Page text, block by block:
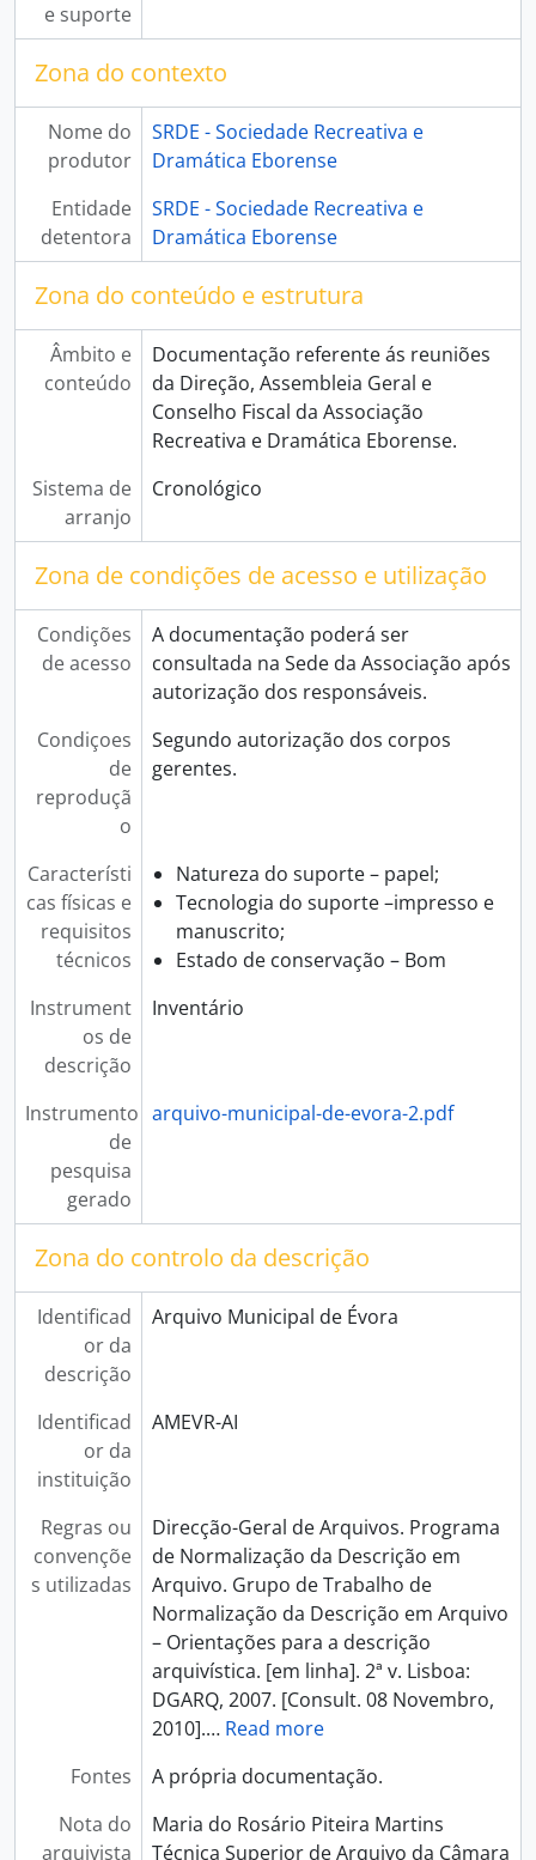
e suporte
Zona do contexto
Nome do
produtor
SRDE - Sociedade Recreativa e
Dramática Eborense
Entidade
detentora
SRDE - Sociedade Recreativa e
Dramática Eborense
Zona do conteúdo e estrutura
Âmbito e
conteúdo
Documentação referente ás reuniões
da Direção, Assembleia Geral e
Conselho Fiscal da Associação
Recreativa e Dramática Eborense.
Sistema de
arranjo
Cronológico
Zona de condições de acesso e utilização
Condições
de acesso
A documentação poderá ser
consultada na Sede da Associação após
autorização dos responsáveis.
Condiçoes
de
reproduçã
o
Segundo autorização dos corpos
gerentes.
Característi
cas físicas e
requisitos
técnicos
Natureza do suporte – papel;
Tecnologia do suporte –impresso e
manuscrito;
Estado de conservação – Bom
Instrument
os de
descrição
Inventário
Instrumento
de
pesquisa
gerado
arquivo-municipal-de-evora-2.pdf
Zona do controlo da descrição
Identificad
or da
descrição
Arquivo Municipal de Évora
Identificad
or da
instituição
AMEVR-AI
Regras ou
convençõe
s utilizadas
Direcção-Geral de Arquivos. Programa
de Normalização da Descrição em
Arquivo. Grupo de Trabalho de
Normalização da Descrição em Arquivo
– Orientações para a descrição
arquivística. [em linha]. 2ª v. Lisboa:
DGARQ, 2007. [Consult. 08 Novembro,
2010].… Read more
Fontes
A própria documentação.
Nota do
arquivista
Maria do Rosário Piteira Martins
Técnica Superior de Arquivo da Câmara